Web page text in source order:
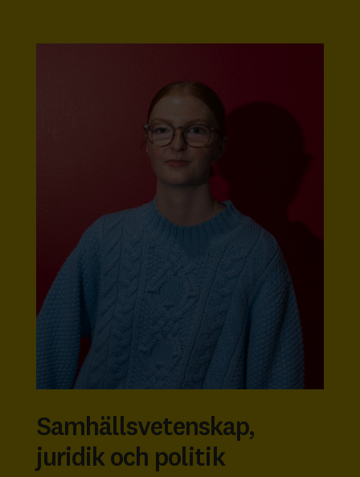
Samhällsvetenskap,
juridik och politik